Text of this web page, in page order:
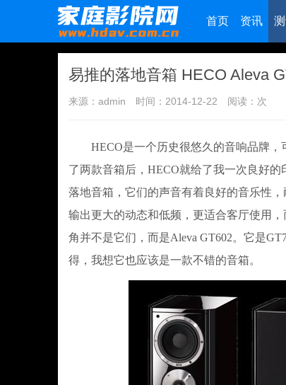
首页 资讯
易推的落地音箱 HECO Aleva
来源：admin 时间：2014-12-22 阅读： 次
HECO是一个历史很悠久的音响品牌，
了两款音箱后，HECO就给了我一次良好
落地音箱，它们的声音有着良好的音乐性
输出更大的动态和低频，更适合客厅使用
角并不是它们，而是Aleva GT602。它是
得，我想它也应该是一款不错的音箱。